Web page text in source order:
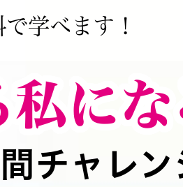
学べます！
に
チャレ